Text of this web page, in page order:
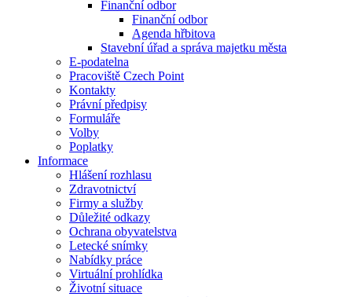
Finanční odbor
Finanční odbor
Agenda hřbitova
Stavební úřad a správa majetku města
E-podatelna
Pracoviště Czech Point
Kontakty
Právní předpisy
Formuláře
Volby
Poplatky
Informace
Hlášení rozhlasu
Zdravotnictví
Firmy a služby
Důležité odkazy
Ochrana obyvatelstva
Letecké snímky
Nabídky práce
Virtuální prohlídka
Životní situace